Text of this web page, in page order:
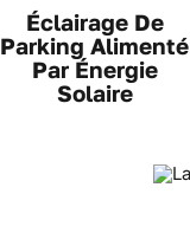
Éclairage De
Parking Alimenté
Par Énergie
Solaire